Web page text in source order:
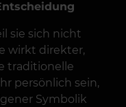
sie sich nicht
wirkt direkter,
traditionelle
persönlich sein,
Symbolik